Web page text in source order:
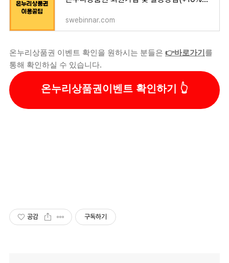
swebinnar.com
온누리상품권 이벤트 확인을 원하시는 분들은 👉바로가기 를
통해 확인하실 수 있습니다.
온누리상품권이벤트 확인하기
공감 구독하기